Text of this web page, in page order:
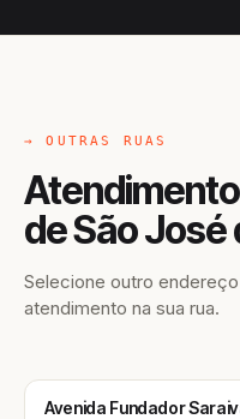
→ OUTRAS RUAS
de São José
Selecione outro
atendimento na sua rua.
Avenida Fundador